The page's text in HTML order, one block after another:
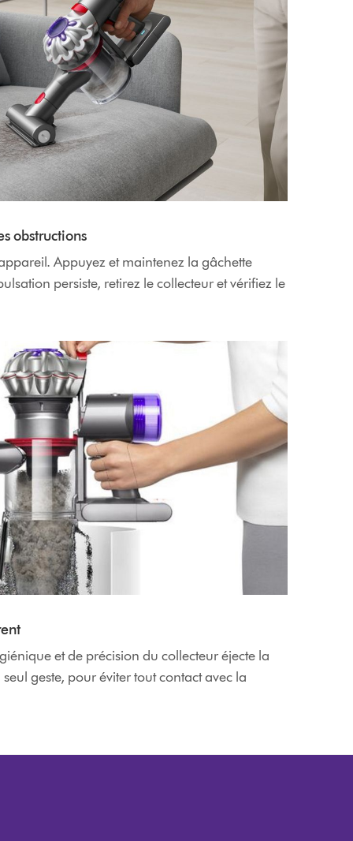
obstructions
Appuyez et maintenez la gâchette
persiste, retirez le collecteur et vérifiez le
et de précision du collecteur éjecte la
geste, pour éviter tout contact avec la